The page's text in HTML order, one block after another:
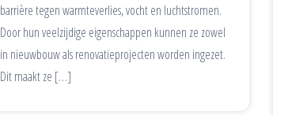
barrière tegen warmteverlies, vocht en luchtstromen.
Door hun veelzijdige eigenschappen kunnen ze zowel
in nieuwbouw als renovatieprojecten worden ingezet.
Dit maakt ze […]